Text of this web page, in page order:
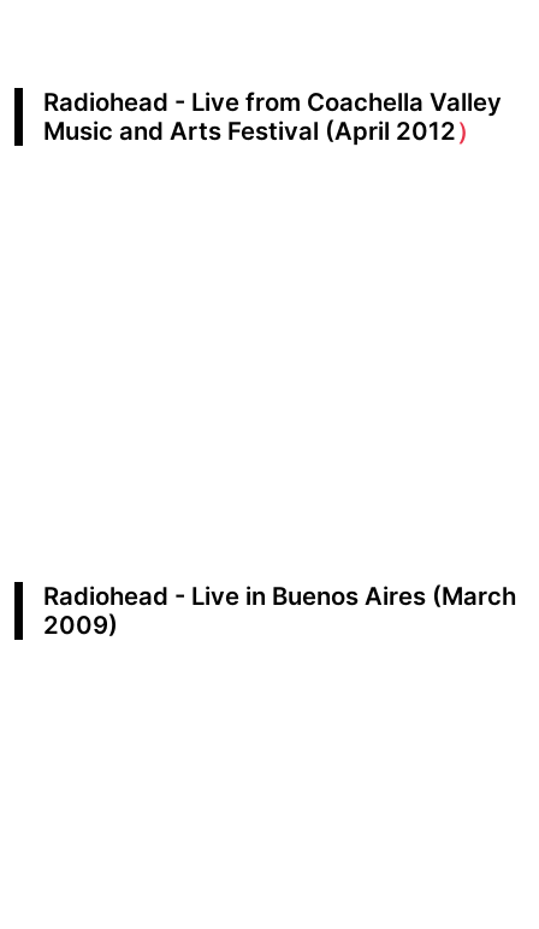
Radiohead - Live from Coachella Valley
Music and Arts Festival (April 2012）
Radiohead - Live in Buenos Aires (March
2009)